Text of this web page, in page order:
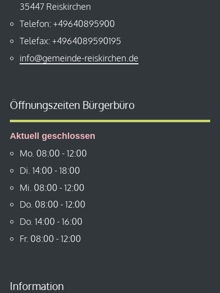
35447 Reiskirchen
Telefon: +49640895900
Telefax: +4964089590195
info@gemeinde-reiskirchen.de
Öffnungszeiten Bürgerbüro
Aktuell geschlossen
Mo. 08:00 - 12:00
Di. 14:00 - 18:00
Mi. 08:00 - 12:00
Do. 08:00 - 12:00
Do. 14:00 - 16:00
Fr. 08:00 - 12:00
Information